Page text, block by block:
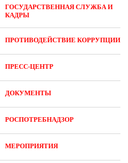
ГОСУДАРСТВЕННАЯ СЛУЖБА И
КАДРЫ
ПРОТИВОДЕЙСТВИЕ КОРРУПЦИИ
ПРЕСС-ЦЕНТР
ДОКУМЕНТЫ
РОСПОТРЕБНАДЗОР
МЕРОПРИЯТИЯ